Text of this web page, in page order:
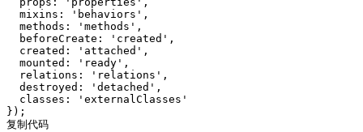
  mixins: 'behaviors',
  methods: 'methods',
  beforeCreate: 'created',
  created: 'attached',
  mounted: 'ready',
  relations: 'relations',
  destroyed: 'detached',
  classes: 'externalClasses'
});
复制代码